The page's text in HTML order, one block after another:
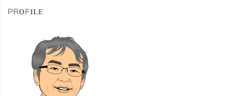
き
こ
だ
PROFILE